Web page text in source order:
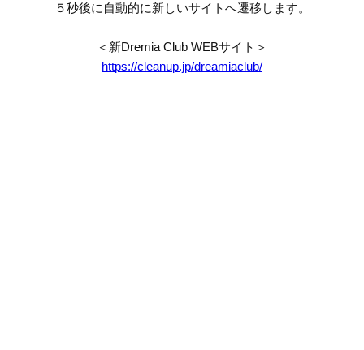
５秒後に自動的に新しいサイトへ遷移します。
＜新Dremia Club WEBサイト＞
https://cleanup.jp/dreamiaclub/